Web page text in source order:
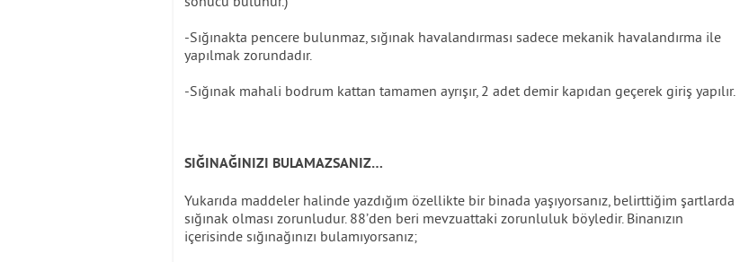
-Sığınakta pencere bulunmaz, sığınak havalandırması sadece mekanik havalandırma ile
yapılmak zorundadır.
-Sığınak mahali bodrum kattan tamamen ayrışır, 2 adet demir kapıdan geçerek giriş yapılır.
SIĞINAĞINIZI BULAMAZSANIZ…
Yukarıda maddeler halinde yazdığım özellikte bir binada yaşıyorsanız, belirttiğim şartlarda
sığınak olması zorunludur. 88’den beri mevzuattaki zorunluluk böyledir. Binanızın
içerisinde sığınağınızı bulamıyorsanız;